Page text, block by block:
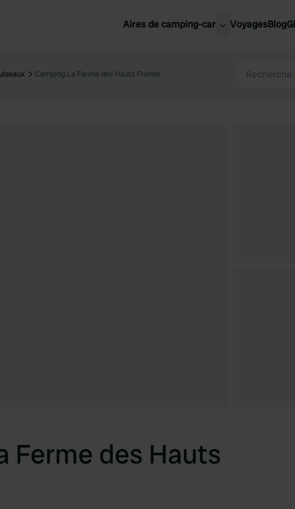
Aires de camping-car
France
VoyagesBlog
Camping La Ferme des Hauts Frenes
Ferme des Hauts